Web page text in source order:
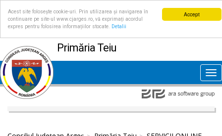
Accept
Acest site folosește cookie-uri. Prin utilizarea și navigarea în
continuare pe site-ul www.cjarges.ro, vă exprimați acordul
expres pentru folosirea informațiilor stocate.
Detalii
Primăria Teiu